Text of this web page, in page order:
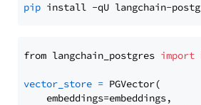
pip
from langchain_postgres import
vector_store = PGVector(
    embeddings=embeddings,